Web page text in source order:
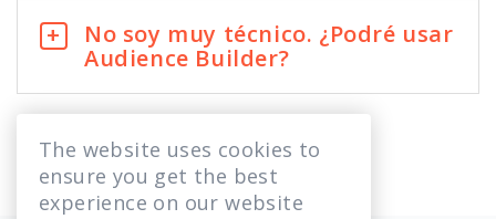
The website uses cookies to
ensure you get the best
experience on our website
No soy muy técnico. ¿Podré usar
Audience Builder?